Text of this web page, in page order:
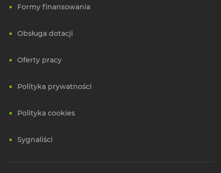
Formy finansowania
Obsługa dotacji
Oferty pracy
Polityka prywatności
Polityka cookies
Sygnaliści